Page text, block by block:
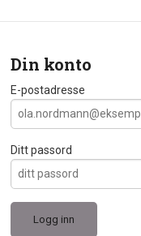
Din konto
E-postadresse
Ditt passord